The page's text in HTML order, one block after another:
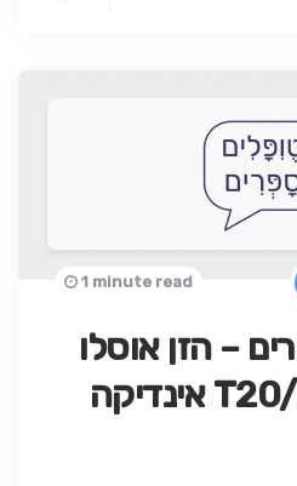
– הזן אוסלו
1 minute read